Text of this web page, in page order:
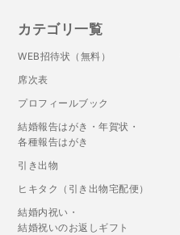
カテゴリ一覧
WEB招待状（無料）
席次表
プロフィールブック
結婚報告はがき・年賀状・
各種報告はがき
引き出物
ヒキタク（引き出物宅配便）
結婚内祝い・
結婚祝いのお返しギフト